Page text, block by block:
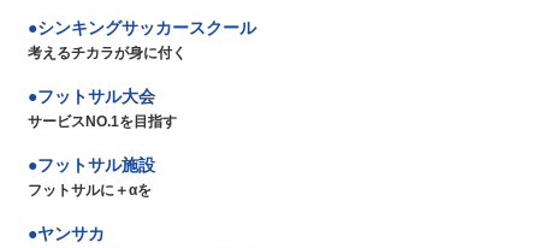
シンキングサッカースクール
考えるチカラが身に付く
フットサル大会
サービスNO.1を目指す
フットサル施設
フットサルに＋αを
ヤンサカ